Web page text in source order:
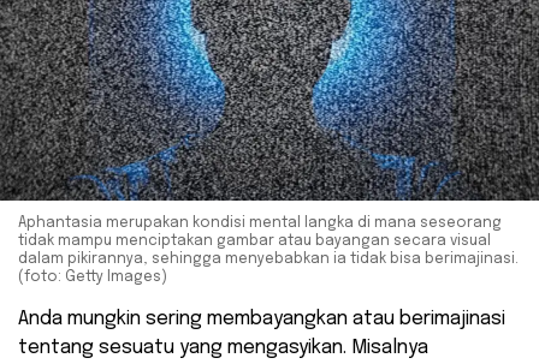
Aphantasia merupakan kondisi mental langka di mana seseorang
tidak mampu menciptakan gambar atau bayangan secara visual
dalam pikirannya, sehingga menyebabkan ia tidak bisa berimajinasi.
(foto: Getty Images)
Anda mungkin sering membayangkan atau berimajinasi
tentang sesuatu yang mengasyikan. Misalnya